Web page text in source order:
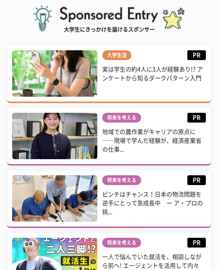
大学生にきっかけを届けるスポンサー
大学生活 PR
実は学生の約4人に3人が経験あり!? ア
ンケートから知るダークパターン入門
将来を考える PR
地域での農作業がキャリアの原点に
──現場で学んだ経験が、経済産業省
の仕事...
将来を考える PR
ピンチはチャンス！日本の物流問題を
逆手にとって急成長中 ー ア・プロの
挑...
将来を考える PR
一人で悩んでいた就活を、相談しなが
ら前へ! エージェントを活用して内々